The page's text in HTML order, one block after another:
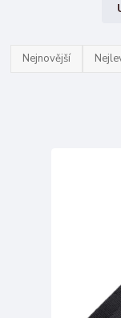
Nejnovější